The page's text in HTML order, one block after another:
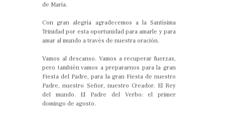
de María.
Con gran alegría agradecemos a la Santísima
Trinidad por esta oportunidad para amarle y para
amar al mundo a través de nuestra oración.
Vamos al descanso. Vamos a recuperar fuerzas,
pero también vamos a prepararnos para la gran
Fiesta del Padre, para la gran Fiesta de nuestro
Padre, nuestro Señor, nuestro Creador. El Rey
del mundo. El Padre del Verbo: el primer
domingo de agosto.